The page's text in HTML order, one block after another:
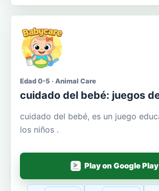
Edad 0-5 · Animal Care
cuidado del bebé: juegos
cuidado del bebé, es un juego
los niños .
Play on Google Play